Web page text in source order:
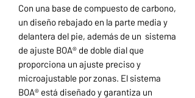
Con una base de compuesto de carbono,
un diseño rebajado en la parte media y
delantera del pie, además de un sistema
de ajuste BOA® de doble dial que
proporciona un ajuste preciso y
microajustable por zonas. El sistema
BOA® está diseñado y garantiza un